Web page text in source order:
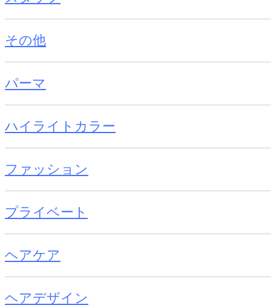
その他
パーマ
ハイライトカラー
ファッション
プライベート
ヘアケア
ヘアデザイン